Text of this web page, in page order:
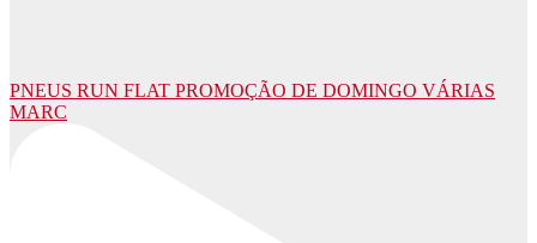
PNEUS RUN FLAT PROMOÇÃO DE DOMINGO VÁRIAS
MARC